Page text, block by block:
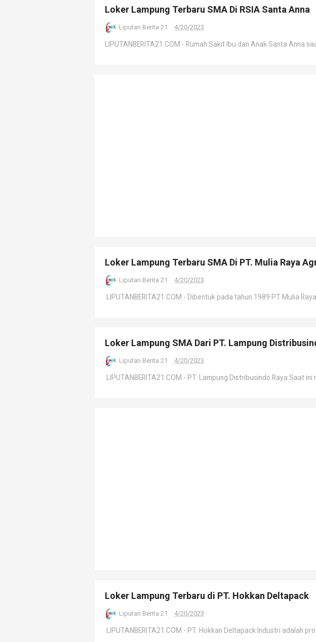
Loker Lampung Terbaru SMA Di RSIA Santa Anna
Liputan Berita 21 4/20/2023
LIPUTANBERITA21.COM - Rumah Sakit Ibu dan Anak Santa Anna
Loker Lampung Terbaru SMA Di PT. Mulia Raya
Liputan Berita 21 4/20/2023
LIPUTANBERITA21.COM - Dibentuk pada tahun 1989 PT Mulia Raya
Loker Lampung SMA Dari PT. Lampung
Liputan Berita 21 4/20/2023
LIPUTANBERITA21.COM - PT. Lampung Distribusindo Raya Saat ini
Loker Lampung Terbaru di PT. Hokkan Deltapack
Liputan Berita 21 4/20/2023
LIPUTANBERITA21.COM - PT. Hokkan Deltapack Industri adalah